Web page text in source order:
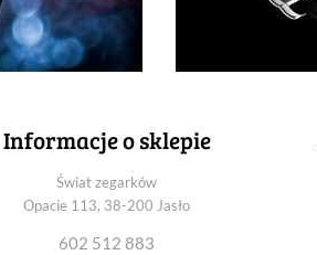
Informacje o sklepie
Świat zegarków
Opacie 113, 38-200 Jasło
602 512 883